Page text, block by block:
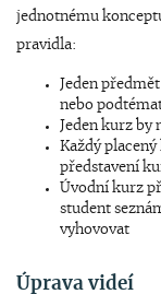
jednotnému
pravidla:
Jeden
nebo
Jeden kurz by
Každý
představení
Úvodní kurz
student
vyhovovat
Úprava videí